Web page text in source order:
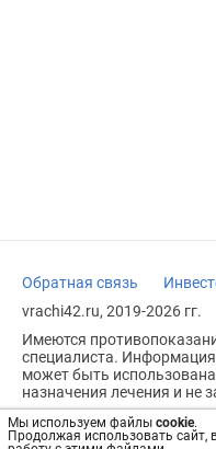
Мы используем файлы cookie.
Продолжая использовать сайт,
Обратная связь
vrachi42.ru, 2019-2026 гг.
Имеются
специалиста.
может быть
назначения лечения и не
Возрастное ограничение: